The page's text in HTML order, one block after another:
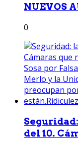
NUEVOS
0
del 10.